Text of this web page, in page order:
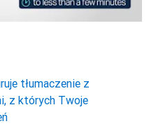
tłumaczenie z
z których Twoje